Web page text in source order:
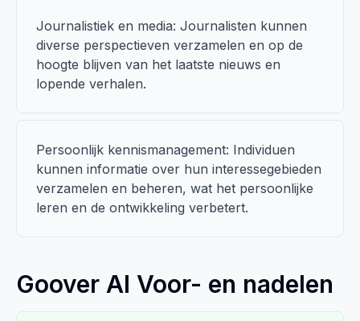
Journalistiek en media: Journalisten kunnen
diverse perspectieven verzamelen en op de
hoogte blijven van het laatste nieuws en
lopende verhalen.
Persoonlijk kennismanagement: Individuen
kunnen informatie over hun interessegebieden
verzamelen en beheren, wat het persoonlijke
leren en de ontwikkeling verbetert.
Goover AI Voor- en nadelen